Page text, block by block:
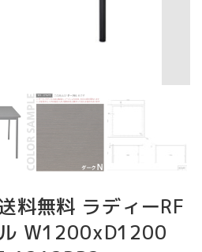
料無料 ラディーRF
W1200xD1200